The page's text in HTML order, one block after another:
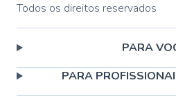
Todos os direitos reservados
PARA
PARA